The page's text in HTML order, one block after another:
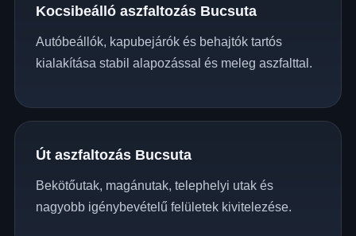
Kocsibeálló aszfaltozás Bucsuta
Autóbeállók, kapubejárók és behajtók tartós
kialakítása stabil alapozással és meleg aszfalttal.
Út aszfaltozás Bucsuta
Bekötőutak, magánutak, telephelyi utak és
nagyobb igénybevételű felületek kivitelezése.